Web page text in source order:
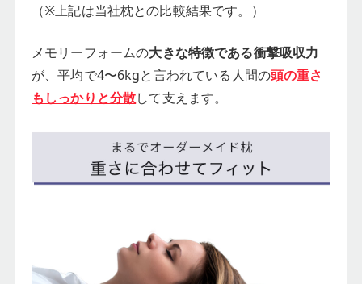
（※上記は当社枕との比較結果です。）
メモリーフォームの大きな特徴である衝撃吸収力
が、平均で4〜6kgと言われている人間の頭の重さ
もしっかりと分散して支えます。